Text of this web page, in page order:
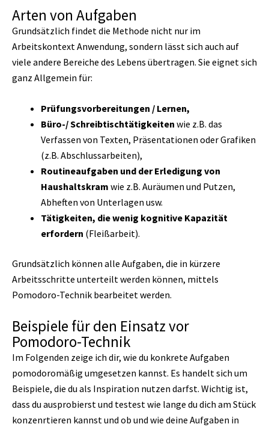
Arten von Aufgaben
Grundsätzlich findet die Methode nicht nur im
Arbeitskontext Anwendung, sondern lässt sich auch auf
viele andere Bereiche des Lebens übertragen. Sie eignet sich
ganz Allgemein für:
Prüfungsvorbereitungen / Lernen,
Büro-/ Schreibtischtätigkeiten wie z.B. das
Verfassen von Texten, Präsentationen oder Grafiken
(z.B. Abschlussarbeiten),
Routineaufgaben und der Erledigung von
Haushaltskram wie z.B. Auräumen und Putzen,
Abheften von Unterlagen usw.
Tätigkeiten, die wenig kognitive Kapazität
erfordern (Fleißarbeit).
Grundsätzlich können alle Aufgaben, die in kürzere
Arbeitsschritte unterteilt werden können, mittels
Pomodoro-Technik bearbeitet werden.
Beispiele für den Einsatz vor
Pomodoro-Technik
Im Folgenden zeige ich dir, wie du konkrete Aufgaben
pomodoromäßig umgesetzen kannst. Es handelt sich um
Beispiele, die du als Inspiration nutzen darfst. Wichtig ist,
dass du ausprobierst und testest wie lange du dich am Stück
konzenrtieren kannst und ob und wie deine Aufgaben in